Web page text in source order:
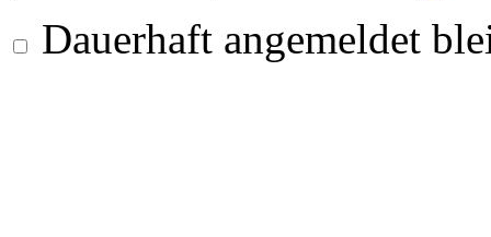
Dauerhaft angemeldet